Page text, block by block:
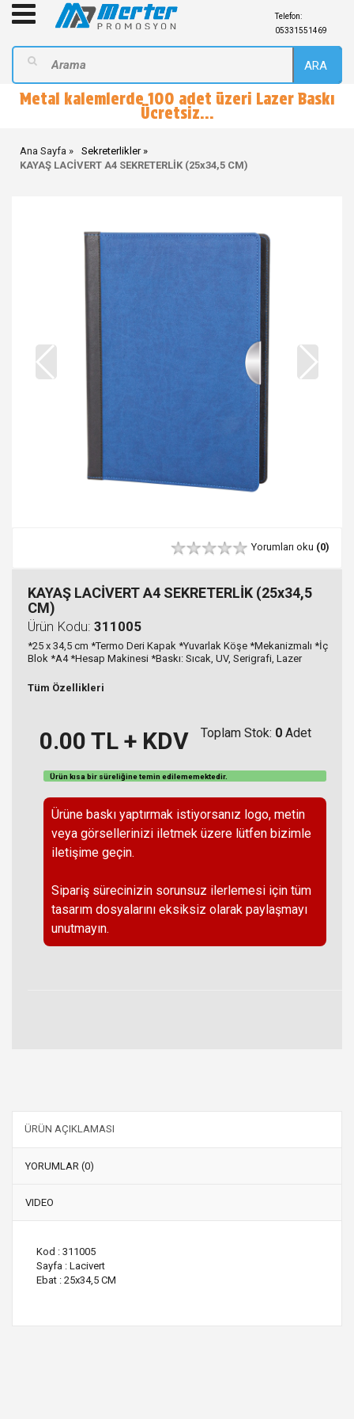
Telefon:
05331551469
ARA
Metal kalemlerde 100 adet üzeri Lazer Baskı
Ücretsiz...
Ana Sayfa
Sekreterlikler
KAYAŞ LACİVERT A4 SEKRETERLİK (25x34,5 CM)
Yorumları oku (0)
KAYAŞ LACİVERT A4 SEKRETERLİK (25x34,5
CM)
Ürün Kodu: 311005
*25 x 34,5 cm *Termo Deri Kapak *Yuvarlak Köşe *Mekanizmalı *İç
Blok *A4 *Hesap Makinesi *Baskı: Sıcak, UV, Serigrafi, Lazer
Tüm Özellikleri
0.00 TL + KDV Toplam Stok: 0 Adet
Ürün kısa bir süreliğine temin edilememektedir.
Ürüne baskı yaptırmak istiyorsanız logo, metin
veya görsellerinizi iletmek üzere lütfen bizimle
iletişime geçin.
Sipariş sürecinizin sorunsuz ilerlemesi için tüm
tasarım dosyalarını eksiksiz olarak paylaşmayı
unutmayın.
ÜRÜN AÇIKLAMASI
YORUMLAR (0)
VIDEO
Kod : 311005
Sayfa : Lacivert
Ebat : 25x34,5 CM